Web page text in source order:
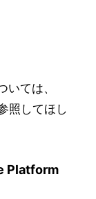
ては、
照してほし
Platform